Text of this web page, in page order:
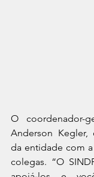
O coordenador-
Anderson Kegler,
da entidade com
colegas. “O